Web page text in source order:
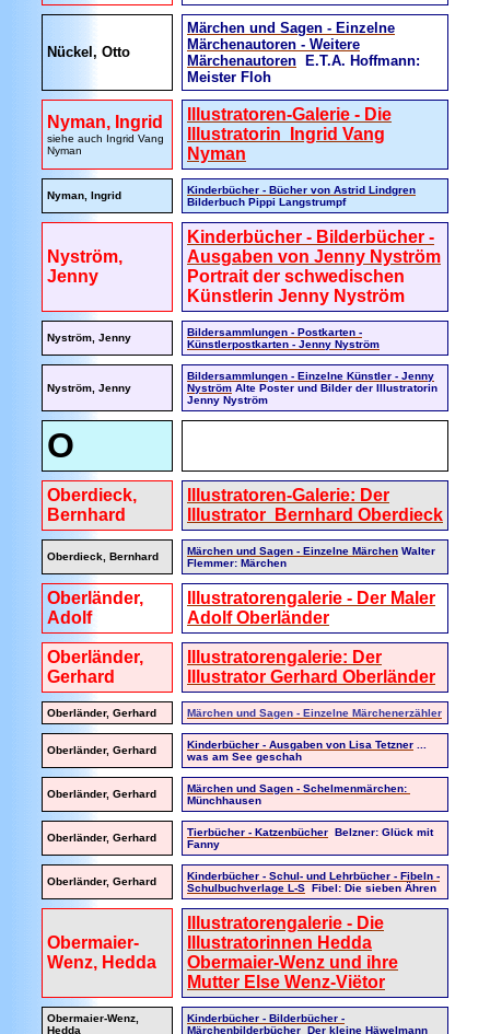
Nückel, Otto
Märchen und Sagen - Einzelne
Märchenautoren - Weitere
Märchenautoren E.T.A. Hoffmann:
Meister Floh
Nyman, Ingrid
siehe auch Ingrid Vang
Nyman
Illustratoren-Galerie - Die
Illustratorin Ingrid Vang
Nyman
Nyman, Ingrid
Kinderbücher - Bücher von Astrid Lindgren
Bilderbuch Pippi Langstrumpf
Nyström,
Jenny
Kinderbücher - Bilderbücher -
Ausgaben von Jenny Nyström
Portrait der schwedischen
Künstlerin Jenny Nyström
Nyström, Jenny
Bildersammlungen - Postkarten -
Künstlerpostkarten - Jenny Nyström
Nyström, Jenny
Bildersammlungen - Einzelne Künstler - Jenny
Nyström Alte Poster und Bilder der Illustratorin
Jenny Nyström
O
Oberdieck,
Bernhard
Illustratoren-Galerie: Der
Illustrator Bernhard Oberdieck
Oberdieck, Bernhard Märchen und Sagen - Einzelne Märchen Walter
Flemmer: Märchen
Oberländer,
Adolf
Illustratorengalerie - Der Maler
Adolf Oberländer
Oberländer,
Gerhard
Illustratorengalerie: Der
Illustrator Gerhard Oberländer
Oberländer, Gerhard Märchen und Sagen - Einzelne Märchenerzähler
Oberländer, Gerhard Kinderbücher - Ausgaben von Lisa Tetzner
was am See geschah
Oberländer, Gerhard
Märchen und Sagen - Schelmenmärchen:
Münchhausen
Oberländer, Gerhard Tierbücher - Katzenbücher Belzner: Glück mit
Fanny
Oberländer, Gerhard
Kinderbücher - Schul- und Lehrbücher - Fibeln -
Schulbuchverlage L-S Fibel: Die sieben Ähren
Obermaier-
Wenz, Hedda
Illustratorengalerie - Die
Illustratorinnen Hedda
Obermaier-Wenz und ihre
Mutter Else Wenz-Viëtor
Obermaier-Wenz,
Hedda
Kinderbücher - Bilderbücher -
Märchenbilderbücher Der kleine Häwelmann